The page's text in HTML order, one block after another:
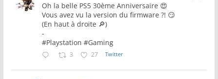
Oh la belle PS5 30ème Anniversaire 😍
Vous avez vu la version du firmware ?! 😏
(En haut à droite 🔎)
-
#Playstation #Gaming
3 27 Twitter